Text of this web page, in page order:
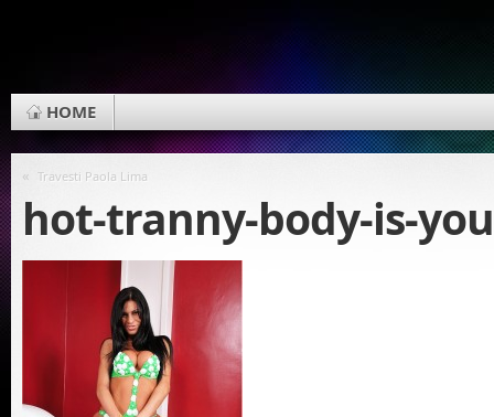
HOME
« Travesti Paola Lima
hot-tranny-body-is-